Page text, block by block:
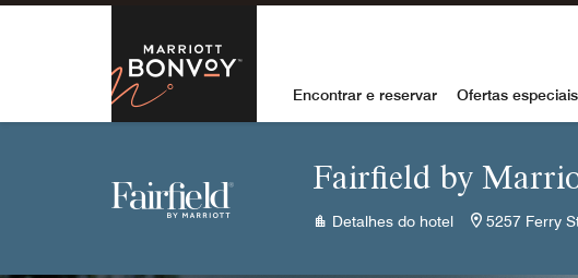
Skip to Content
Marriott Bonvoy
Encontrar e reservar Ofertas especiais
Fairfield by
Detalhes do hotel 5257 Ferry